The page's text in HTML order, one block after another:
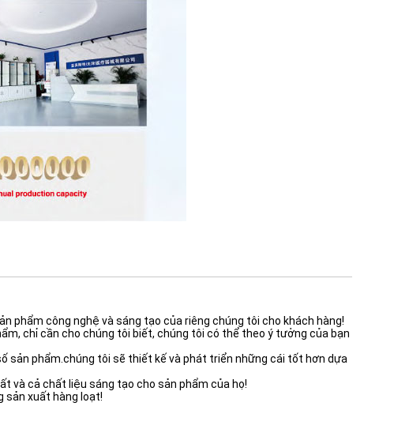
phẩm công nghệ và sáng tạo của riêng chúng tôi cho khách hàng!
chỉ cần cho chúng tôi biết, chúng tôi có thể theo ý tưởng của bạn
sản phẩm.chúng tôi sẽ thiết kế và phát triển những cái tốt hơn dựa
và cả chất liệu sáng tạo cho sản phẩm của họ!
sản xuất hàng loạt!